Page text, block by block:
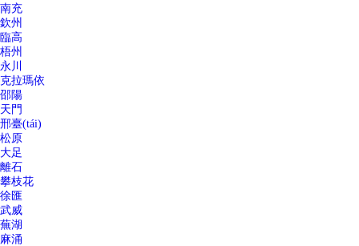
南充
欽州
臨高
梧州
永川
克拉瑪依
邵陽
天門
邢臺(tái)
松原
大足
離石
攀枝花
徐匯
武威
蕪湖
麻涌